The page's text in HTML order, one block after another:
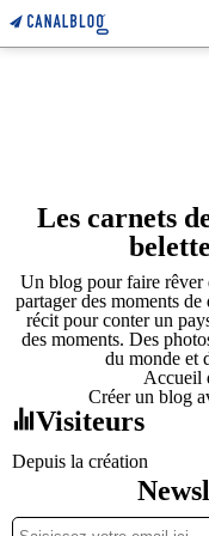
Les carnets
Un blog pour faire rêver
partager des moments
récit pour conter un
des moments. Des
du monde et
Accueil
Créer un blog
Visiteurs
Depuis la création